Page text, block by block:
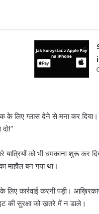
लिए ग्लास देने से मना कर दिया।
को भी धमकाना शुरू कर
माहौल बन गया था।
कार्रवाई करनी पड़ी।
की सुरक्षा को ख़तरे में न डाले।